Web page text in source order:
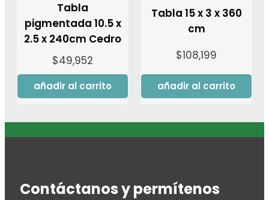
Tabla
pigmentada 10.5 x
2.5 x 240cm Cedro
$49,952
añadir al carrito
Tabla 15 x 3 x 360
cm
$108,199
añadir al carrito
Contáctanos y permítenos